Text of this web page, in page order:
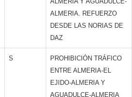
ALMERIA. REFUERZO
DESDE LAS NORIAS DE
DAZ
S
PROHIBICIÓN TRÁFICO
ENTRE ALMERIA-EL
EJIDO-ALMERIA Y
AGUADULCE-ALMERIA